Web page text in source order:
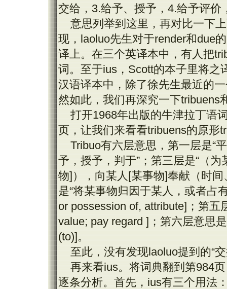
交给， 3.给予、授予， 4.给予评价
意思列举到这里，再对比一下
现， laoluo先生对于render和due
译上。在三个英译本中，有人把
词。至于ius ， Scott的本子里将之
汉语译本中，除了徐先生最近的
然如此，我们再深究一下tribuens
打开1968年出版的牛津拉丁语
页，让我们来看看tribuens的原形
Tribuo有六层意思，第一层是“
予，授予，判于”；第三层是“（
物]），向某人[某事物]奉献（时间
是“将某事物归因于某人，或者占
or possession of, attribute] ；第五
value; pay regard ] ；第六层意思
(to)]。
至此，没有发现laoluo提到的“
再来看ius。将词典翻到第984
逐条分析。首先， ius有三个用法